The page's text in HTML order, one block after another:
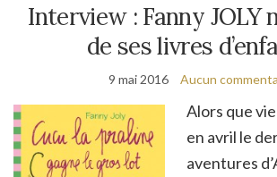
Interview : Fanny JOLY
de ses livres
9 mai 2016 Aucun
Alors que
en avril le
aventures